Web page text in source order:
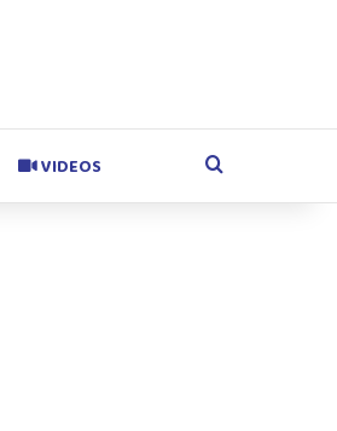
VIDEOS Search for